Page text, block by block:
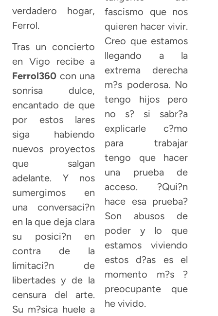
verdadero hogar,
Ferrol.
Tras un concierto
en Vigo recibe a
Ferrol360 con una
sonrisa dulce,
encantado de que
por estos lares
siga habiendo
nuevos proyectos
que salgan
adelante. Y nos
sumergimos en
una conversaci?n
en la que deja clara
su posici?n en
contra de la
limitaci?n de
libertades y de la
censura del arte.
Su m?sica huele a
fascismo que nos
quieren hacer vivir.
Creo que estamos
llegando a la
extrema derecha
m?s poderosa. No
tengo hijos pero
no s? si sabr?a
explicarle c?mo
para trabajar
tengo que hacer
una prueba de
acceso. ?Qui?n
hace esa prueba?
Son abusos de
poder y lo que
estamos viviendo
estos d?as es el
momento m?s ?
preocupante que
he vivido.